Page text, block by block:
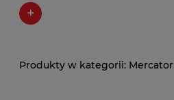
+
Mercator